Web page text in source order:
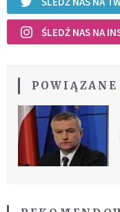
ŚLEDŹ NAS NA